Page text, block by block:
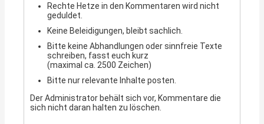
Rechte Hetze in den Kommentaren wird nicht
geduldet.
Keine Beleidigungen, bleibt sachlich.
Bitte keine Abhandlungen oder sinnfreie Texte
schreiben, fasst euch kurz
(maximal ca. 2500 Zeichen)
Bitte nur relevante Inhalte posten.
Der Administrator behält sich vor, Kommentare die
sich nicht daran halten zu löschen.